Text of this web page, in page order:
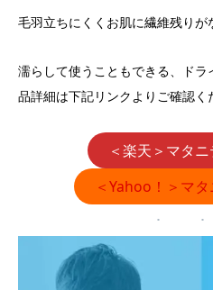
毛羽立ちにくくお肌に繊維残りが
濡らして使うこともできる、ド
品詳細は下記リンクよりご確認く
＜楽天＞マタ
＜Yahoo！＞マ